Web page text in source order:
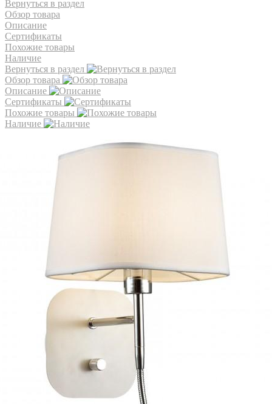
Вернуться в раздел
Обзор товара
Описание
Сертификаты
Похожие товары
Наличие
Вернуться в раздел
Обзор товара
Описание
Сертификаты
Похожие товары
Наличие